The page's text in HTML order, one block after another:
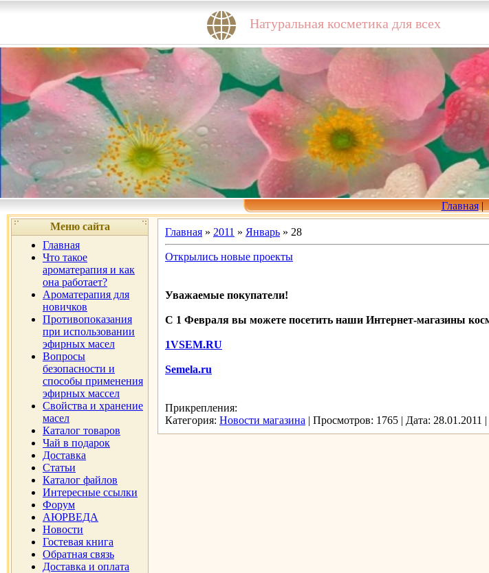
Натуральная косметика для всех
Главная|
Меню сайта
Главная
Что такое
ароматерапия и как
она работает?
Ароматерапия для
новичков
Противопоказания
при использовании
эфирных масел
Вопросы
безопасности и
способы применения
эфирных массел
Свойства и хранение
масел
Каталог товаров
Чай в подарок
Доставка
Статьи
Каталог файлов
Интересные ссылки
Форум
АЮРВЕДА
Новости
Гостевая книга
Обратная связь
Доставка и оплата
Главная » 2011 » Январь » 28
Открылись новые проекты
Уважаемые покупатели!
С 1 Февраля вы можете посетить наши Интернет-магазины
1VSEM.RU
Semela.ru
Прикрепления:
Категория: Новости магазина | Просмотров: 1765 | Дата: 28.01.2011